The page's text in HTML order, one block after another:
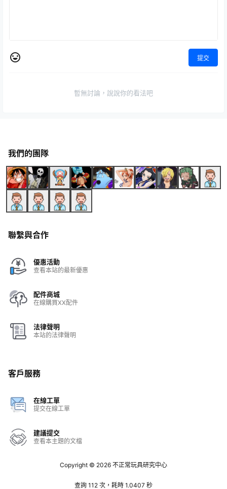
提交
暫無討論，說說你的看法吧
我們的團隊
聯繫與合作
優惠活動
查看本站的最新優惠
配件商城
在線購買XX配件
法律聲明
本站的法律聲明
客戶服務
在線工單
提交在線工單
建議提交
查看本主題的文檔
Copyright © 2026 不正常玩具研究中心
查詢 112 次，耗時 1.0407 秒